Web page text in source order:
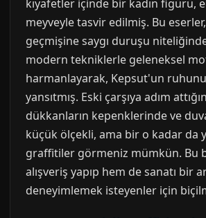
kıyafetler içinde bir kadın figürü,
meyveyle tasvir edilmiş. Bu
geçmişine saygı duruşu
modern tekniklerle geleneksel
harmanlayarak, Kepsut'un
yansıtmış. Eski çarşıya adım
dükkanların kepenklerinde ve
küçük ölçekli, ama bir o kadar da
graffitiler görmeniz mümkün. Bu
alışveriş yapıp hem de sanatı bir
deneyimlemek isteyenler için